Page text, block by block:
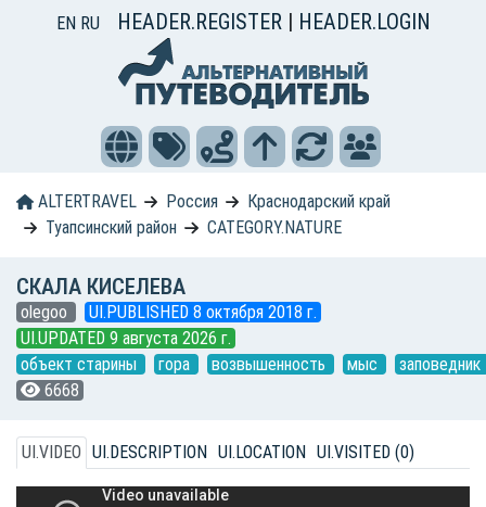
EN RU HEADER.REGISTER | HEADER.LOGIN
ALTERTRAVEL Россия
Краснодарский край
Туапсинский район
CATEGORY.NATURE
СКАЛА КИСЕЛЕВА
olegoo
UI.PUBLISHED 8 октября 2018 г.
UI.UPDATED 9 августа 2026 г.
объект старины
гора возвышенность мыс
заповедник
6668
UI.VIDEO UI.DESCRIPTION UI.LOCATION UI.VISITED (0)